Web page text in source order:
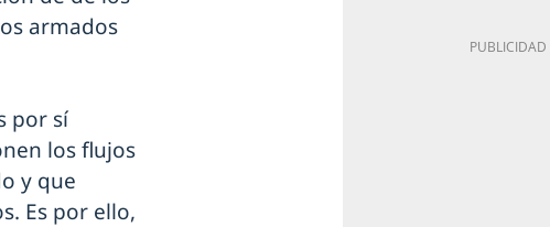
armados
por sí
los flujos
y que
Es por ello,